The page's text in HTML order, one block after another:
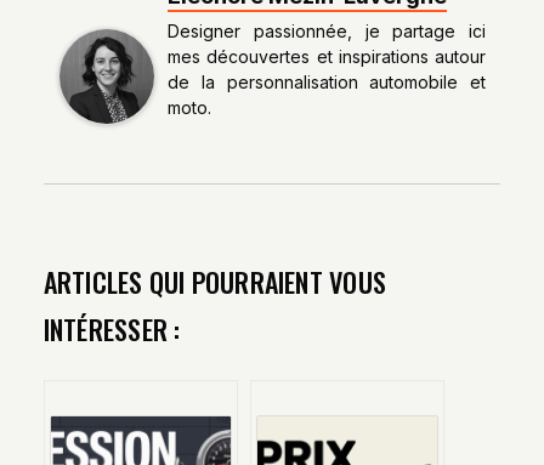
Designer passionnée, je partage ici
mes découvertes et inspirations autour
de la personnalisation automobile et
moto.
ARTICLES QUI POURRAIENT VOUS
INTÉRESSER :